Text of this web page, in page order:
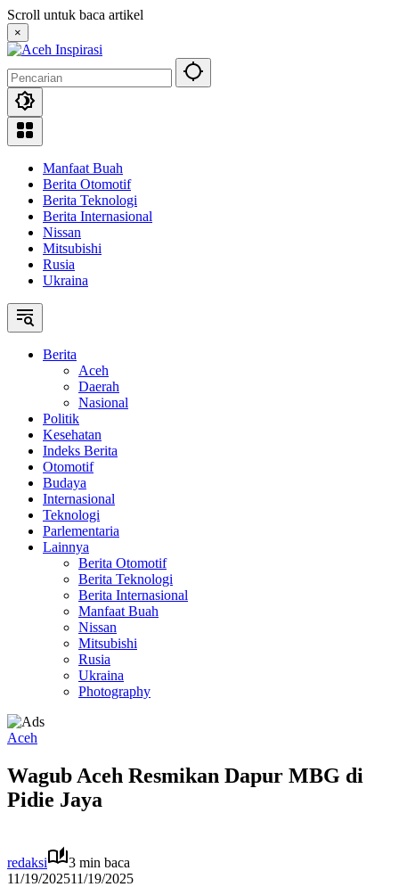
Langsung
ke
konten
Scroll untuk baca artikel
×
Manfaat Buah
Berita Otomotif
Berita Teknologi
Berita Internasional
Nissan
Mitsubishi
Rusia
Ukraina
Berita
Aceh
Daerah
Nasional
Politik
Kesehatan
Indeks Berita
Otomotif
Budaya
Internasional
Teknologi
Parlementaria
Lainnya
Berita Otomotif
Berita Teknologi
Berita Internasional
Manfaat Buah
Nissan
Mitsubishi
Rusia
Ukraina
Photography
Aceh
Wagub Aceh Resmikan Dapur MBG di
Pidie Jaya
redaksi
3 min baca
11/19/202511/19/2025